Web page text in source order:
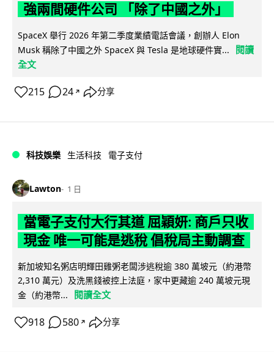
強兩間硬件公司 「除了中國之外」
SpaceX 舉行 2026 年第二季度業績電話會議，創辦人 Elon
Musk 稱除了中國之外 SpaceX 與 Tesla 是地球硬件實...
閱讀
全文
215 24 ↗ 分享
科技娛樂 生活科技 電子支付
Lawton 1 日
當電子支付大行其道 屈穎妍: 商戶只收
現金 唯一可能是逃稅 倡稅局主動調查
新加坡知名粥店明輝田雞粥老闆涉逃稅逾 380 萬坡元（約港幣
2,310 萬元）及洗黑錢被控上法庭，家中更藏逾 240 萬坡元現
金（約港幣...
閱讀全文
918 580 ↗ 分享